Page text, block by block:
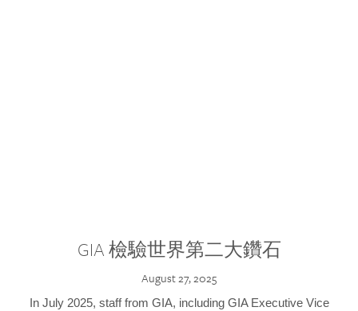
GIA 檢驗世界第二大鑽石
August 27, 2025
In July 2025, staff from GIA, including GIA Executive Vice